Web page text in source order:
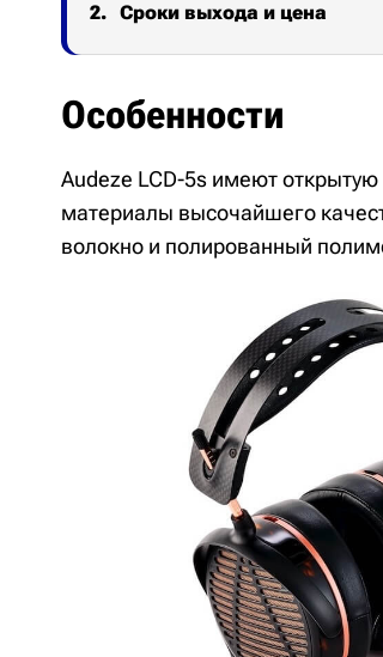
Сроки выхода и цена
Особенности
Audeze LCD-5s имеют
материалы высочайшего
волокно и полированный